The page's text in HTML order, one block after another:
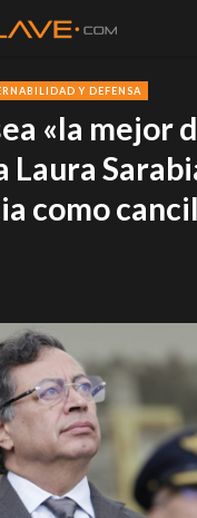
Y DEFENSA
«la mejor
Laura
como